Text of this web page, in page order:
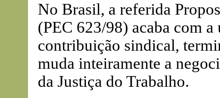
No Brasil, a referida
(PEC 623/98) acaba com
contribuição sindical,
muda inteiramente a
da Justiça do Trabalho.